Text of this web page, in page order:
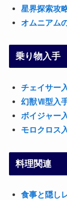
星界探索攻
オムニアム
乗り物入手
チェイサー
幻獣Ⅶ型入
ボイジャー
モロクロス
料理関連
食事と隠し